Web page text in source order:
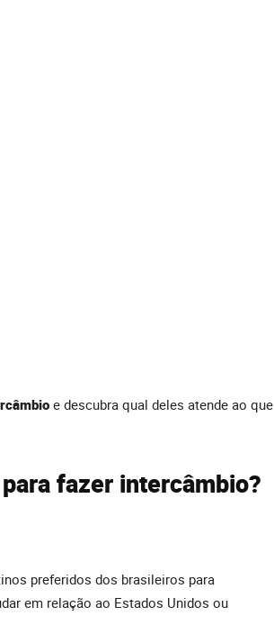
e descubra qual deles atende ao que
fazer intercâmbio?
preferidos dos brasileiros para
em relação ao Estados Unidos ou